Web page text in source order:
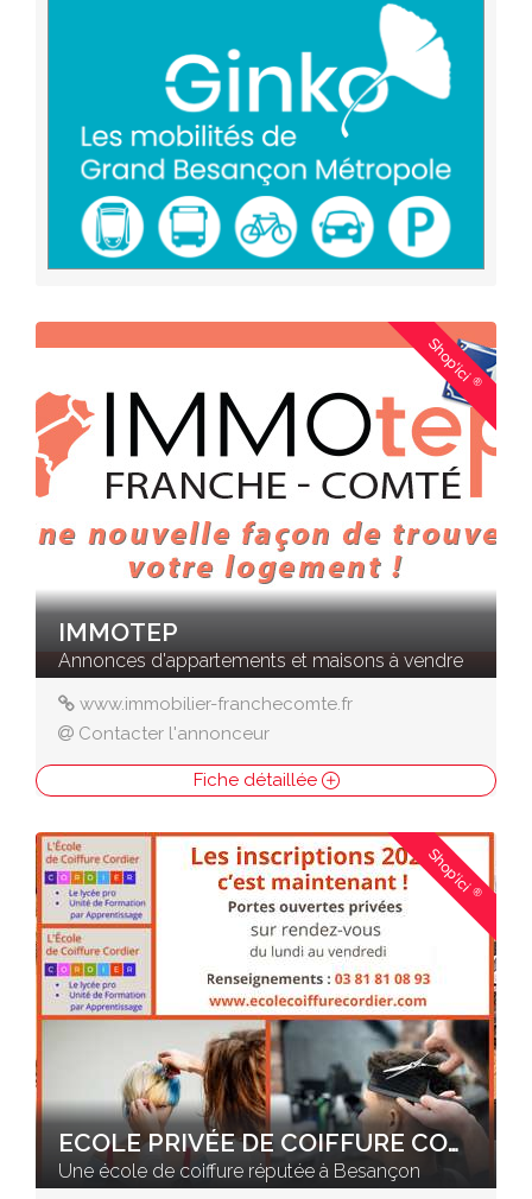
Shop'ici®
IMMOTEP
Annonces d'appartements et maisons à vendre
www.immobilier-franchecomte.fr
Contacter l'annonceur
Fiche détaillée
Shop'ici®
ECOLE PRIVÉE DE COIFFURE CORDIER
Une école de coiffure réputée à Besançon